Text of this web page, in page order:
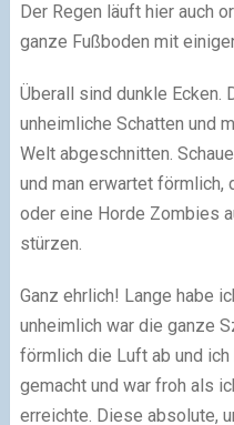
Der Regen läuft hier auch
ganze Fußboden mit
Überall sind dunkle Ecken.
unheimliche Schatten und
Welt abgeschnitten.
und man erwartet förmlich,
oder eine Horde Zombies
stürzen.
Ganz ehrlich! Lange habe
unheimlich war die ganze
förmlich die Luft ab und
gemacht und war froh als
erreichte. Diese absolute,